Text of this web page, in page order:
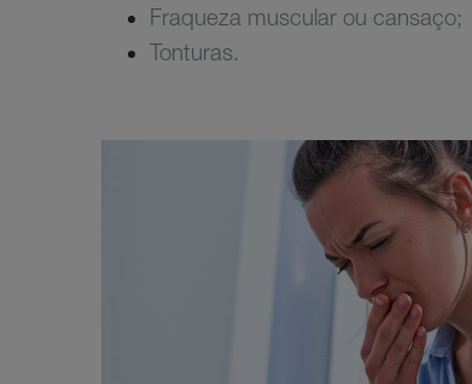
Fraqueza muscular ou cansaço;
Tonturas.